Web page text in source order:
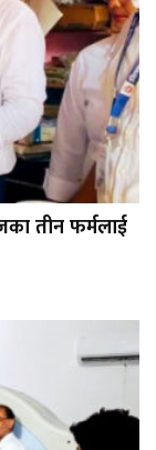
तीन फर्मलाई